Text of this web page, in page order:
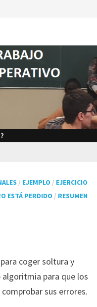
/ EJEMPLO / EJERCICIO
ESTÁ PERDIDO / RESUMEN
coger soltura y
para que los
sus errores.